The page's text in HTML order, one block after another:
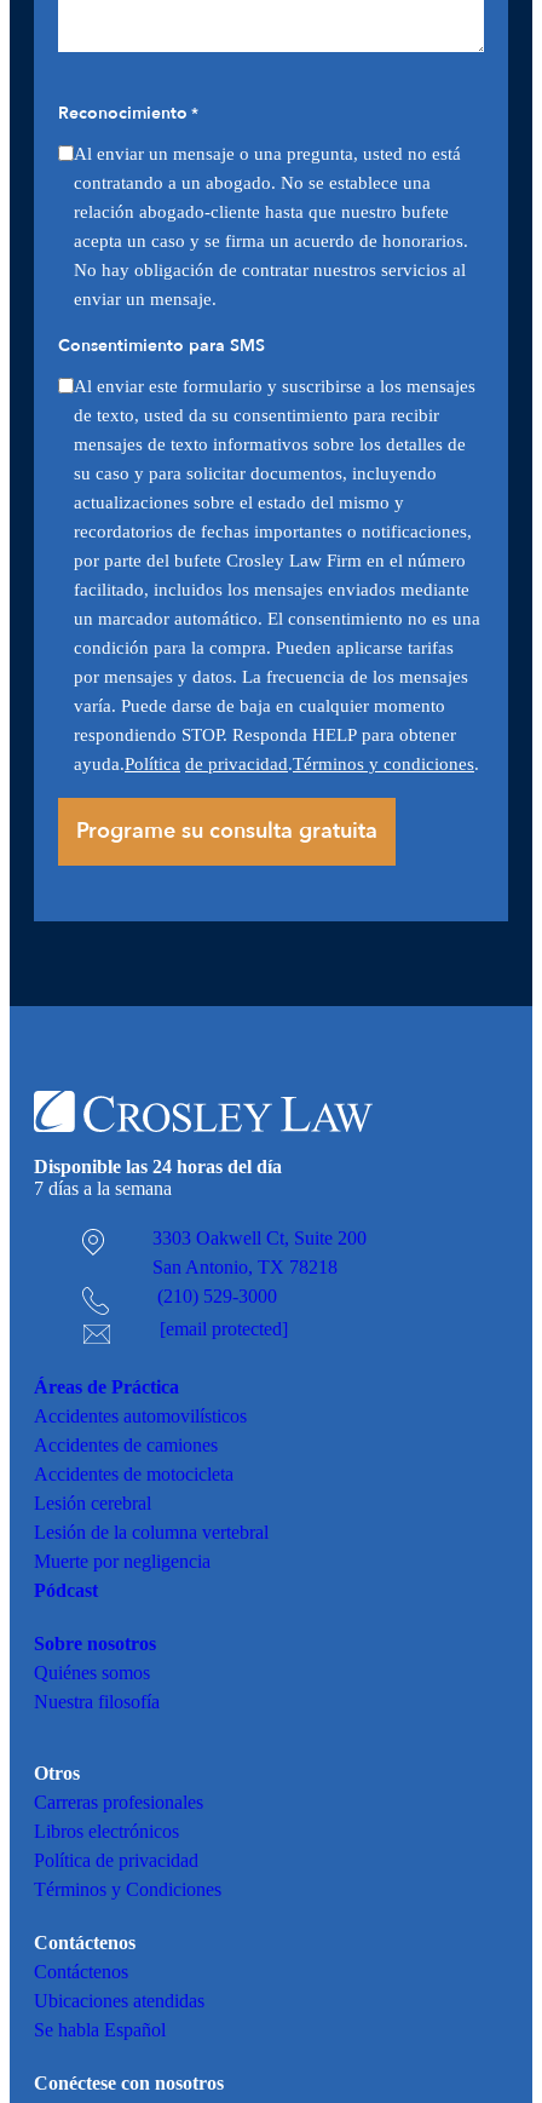
Reconocimiento *
Al enviar un mensaje o una pregunta, usted no está
contratando a un abogado. No se establece una
relación abogado-cliente hasta que nuestro bufete
acepta un caso y se firma un acuerdo de honorarios.
No hay obligación de contratar nuestros servicios al
enviar un mensaje.
Consentimiento para SMS
Al enviar este formulario y suscribirse a los mensajes
de texto, usted da su consentimiento para recibir
mensajes de texto informativos sobre los detalles de
su caso y para solicitar documentos, incluyendo
actualizaciones sobre el estado del mismo y
recordatorios de fechas importantes o notificaciones,
por parte del bufete Crosley Law Firm en el número
facilitado, incluidos los mensajes enviados mediante
un marcador automático. El consentimiento no es una
condición para la compra. Pueden aplicarse tarifas
por mensajes y datos. La frecuencia de los mensajes
varía. Puede darse de baja en cualquier momento
respondiendo STOP. Responda HELP para obtener
ayuda.Política de privacidad.Términos y condiciones.
Disponible las 24 horas del día
7 días a la semana
3303 Oakwell Ct, Suite 200
San Antonio, TX 78218
(210) 529-3000
[email protected]
Áreas de Práctica
Accidentes automovilísticos
Accidentes de camiones
Accidentes de motocicleta
Lesión cerebral
Lesión de la columna vertebral
Muerte por negligencia
Pódcast
Sobre nosotros
Quiénes somos
Nuestra filosofía
Otros
Carreras profesionales
Libros electrónicos
Política de privacidad
Términos y Condiciones
Contáctenos
Contáctenos
Ubicaciones atendidas
Se habla Español
Conéctese con nosotros